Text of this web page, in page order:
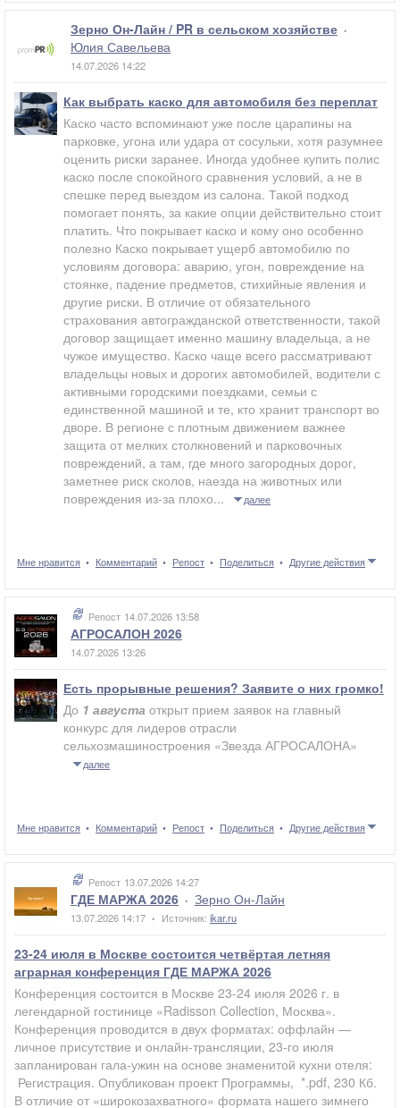
Зерно Он-Лайн / PR в сельском хозяйстве •
Юлия Савельева
14.07.2026 14:22
Как выбрать каско для автомобиля без переплат
Каско часто вспоминают уже после царапины на
парковке, угона или удара от сосульки, хотя разумнее
оценить риски заранее. Иногда удобнее купить полис
каско после спокойного сравнения условий, а не в
спешке перед выездом из салона. Такой подход
помогает понять, за какие опции действительно стоит
платить. Что покрывает каско и кому оно особенно
полезно Каско покрывает ущерб автомобилю по
условиям договора: аварию, угон, повреждение на
стоянке, падение предметов, стихийные явления и
другие риски. В отличие от обязательного
страхования автогражданской ответственности, такой
договор защищает именно машину владельца, а не
чужое имущество. Каско чаще всего рассматривают
владельцы новых и дорогих автомобилей, водители с
активными городскими поездками, семьи с
единственной машиной и те, кто хранит транспорт во
дворе. В регионе с плотным движением важнее
защита от мелких столкновений и парковочных
повреждений, а там, где много загородных дорог,
заметнее риск сколов, наезда на животных или
повреждения из-за плохо...
далее
Мне нравится Комментарий Репост Поделиться Другие действия
Репост 14.07.2026 13:58
АГРОСАЛОН 2026
14.07.2026 13:26
Есть прорывные решения? Заявите о них громко!
До 1 августа открыт прием заявок на главный
конкурс для лидеров отрасли
сельхозмашиностроения «Звезда АГРОСАЛОНА»
далее
Мне нравится Комментарий Репост Поделиться Другие действия
Репост 13.07.2026 14:27
ГДЕ МАРЖА 2026 • Зерно Он-Лайн
13.07.2026 14:17 • Источник: ikar.ru
23-24 июля в Москве состоится четвёртая летняя
аграрная конференция ГДЕ МАРЖА 2026
Конференция состоится в Москве 23-24 июля 2026 г. в
легендарной гостинице «Radisson Collection, Москва».
Конференция проводится в двух форматах: оффлайн —
личное присутствие и онлайн-трансляции, 23-го июля
запланирован гала-ужин на основе знаменитой кухни отеля:
Регистрация. Опубликован проект Программы, *.pdf, 230 Кб.
В отличие от «широкозахватного» формата нашего зимнего